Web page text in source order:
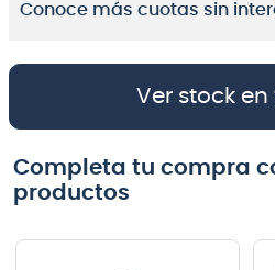
Conoce más cuotas sin
Ver stock
Completa tu compra
productos